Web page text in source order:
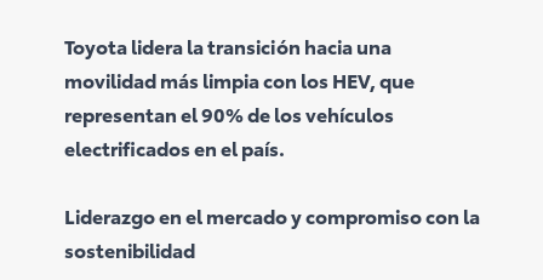
Toyota lidera la transición hacia una
movilidad más limpia con los HEV, que
representan el 90% de los vehículos
electrificados en el país.
Liderazgo en el mercado y compromiso con la
sostenibilidad